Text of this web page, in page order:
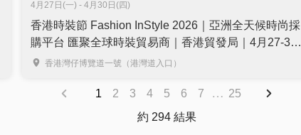
4月27日(一) - 4月30日(四)
香港時裝節 Fashion InStyle 2026｜亞洲全天候時尚採
購平台 匯聚全球時裝貿易商｜香港貿發局｜4月27-30
日｜免費登記入場
香港灣仔博覽道一號（港灣道入口）
1 2 3 4 5 6 7 … 25
約 294 結果